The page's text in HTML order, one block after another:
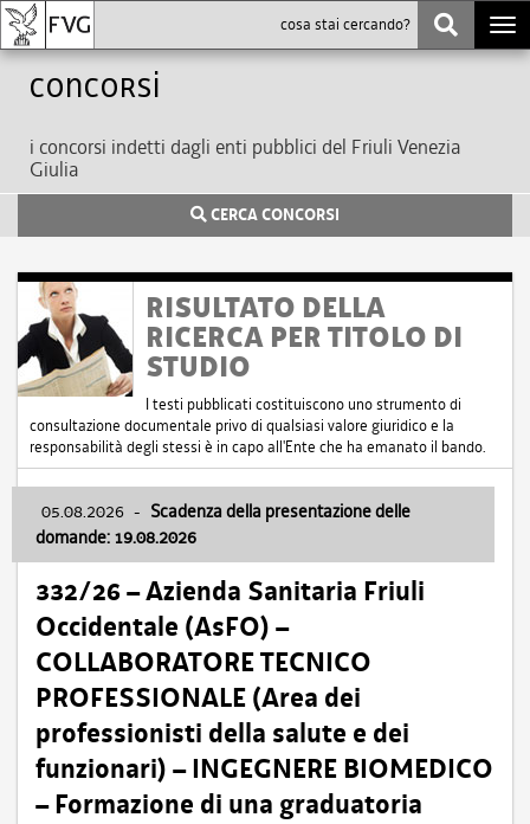
Concorsi
i concorsi indetti dagli enti pubblici del Friuli Venezia
Giulia
CERCA CONCORSI
RISULTATO DELLA
RICERCA PER TITOLO DI
STUDIO
I testi pubblicati costituiscono uno strumento di
consultazione documentale privo di qualsiasi valore giuridico e la
responsabilità degli stessi è in capo all'Ente che ha emanato il bando.
05.08.2026 - Scadenza della presentazione delle
domande: 19.08.2026
332/26 – Azienda Sanitaria Friuli
Occidentale (AsFO) –
COLLABORATORE TECNICO
PROFESSIONALE (Area dei
professionisti della salute e dei
funzionari) – INGEGNERE BIOMEDICO
– Formazione di una graduatoria